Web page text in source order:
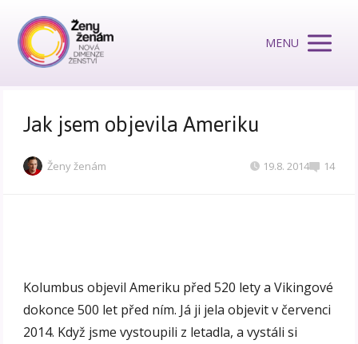
MENU
Jak jsem objevila Ameriku
Ženy ženám 19.8. 2014 14
Kolumbus objevil Ameriku před 520 lety a Vikingové
dokonce 500 let před ním. Já ji jela objevit v červenci
2014. Když jsme vystoupili z letadla, a vystáli si